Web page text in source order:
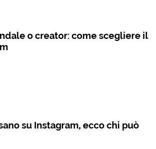
o creator: come scegliere il
su Instagram, ecco chi può